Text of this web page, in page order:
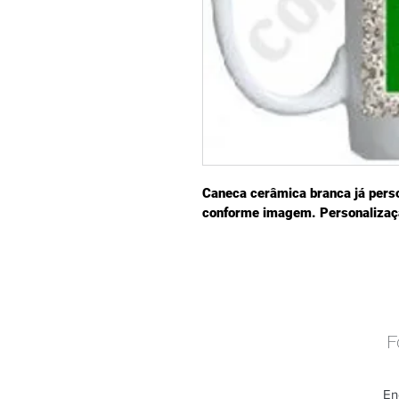
Caneca cerâmica branca já
conforme imagem.